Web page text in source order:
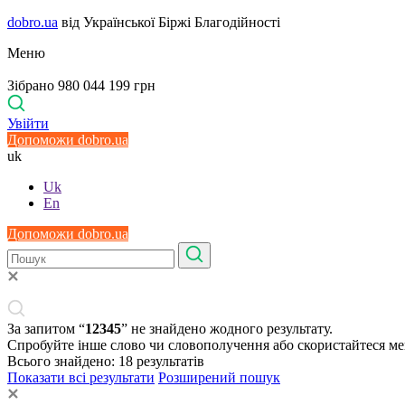
dobro.ua від Української Біржі Благодійності
Меню
Зібрано 980 044 199 грн
Увійти
Допоможи dobro.ua
uk
Uk
En
Допоможи dobro.ua
За запитом “12345” не знайдено жодного результату.
Спробуйте інше слово чи словополучення або скористайтеся
Всього знайдено: 18 результатів
Показати всі результати Розширений пошук